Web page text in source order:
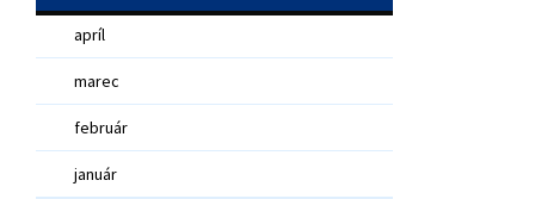
apríl
marec
február
január